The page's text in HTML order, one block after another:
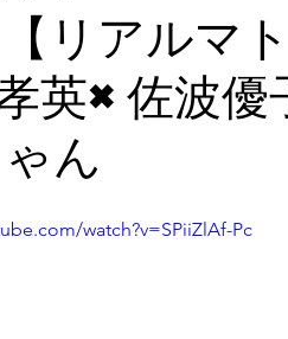
【リアルマ
英×佐波優
ん
watch?v=SPiiZlAf-Pc